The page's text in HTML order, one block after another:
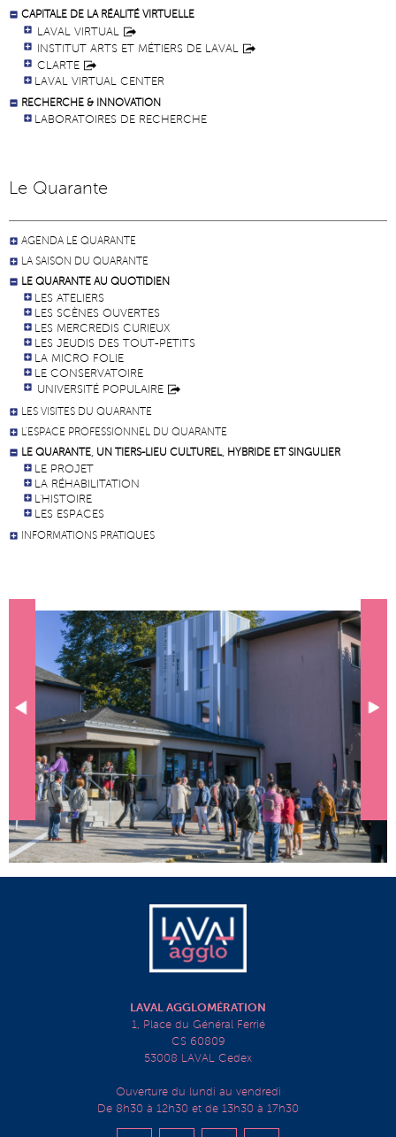
CAPITALE DE LA RÉALITÉ VIRTUELLE
LAVAL VIRTUAL
INSTITUT ARTS ET MÉTIERS DE LAVAL
CLARTE
LAVAL VIRTUAL CENTER
RECHERCHE & INNOVATION
LABORATOIRES DE RECHERCHE
Le Quarante
AGENDA LE QUARANTE
LA SAISON DU QUARANTE
LE QUARANTE AU QUOTIDIEN
LES ATELIERS
LES SCÈNES OUVERTES
LES MERCREDIS CURIEUX
LES JEUDIS DES TOUT-PETITS
LA MICRO FOLIE
LE CONSERVATOIRE
UNIVERSITÉ POPULAIRE
LES VISITES DU QUARANTE
L'ESPACE PROFESSIONNEL DU QUARANTE
LE QUARANTE, UN TIERS-LIEU CULTUREL, HYBRIDE ET SINGULIER
LE PROJET
LA RÉHABILITATION
L'HISTOIRE
LES ESPACES
INFORMATIONS PRATIQUES
LAVAL AGGLOMÉRATION
1, Place du Général Ferrié
CS 60809
53008 LAVAL Cedex
Ouverture du lundi au vendredi
De 8h30 à 12h30 et de 13h30 à 17h30